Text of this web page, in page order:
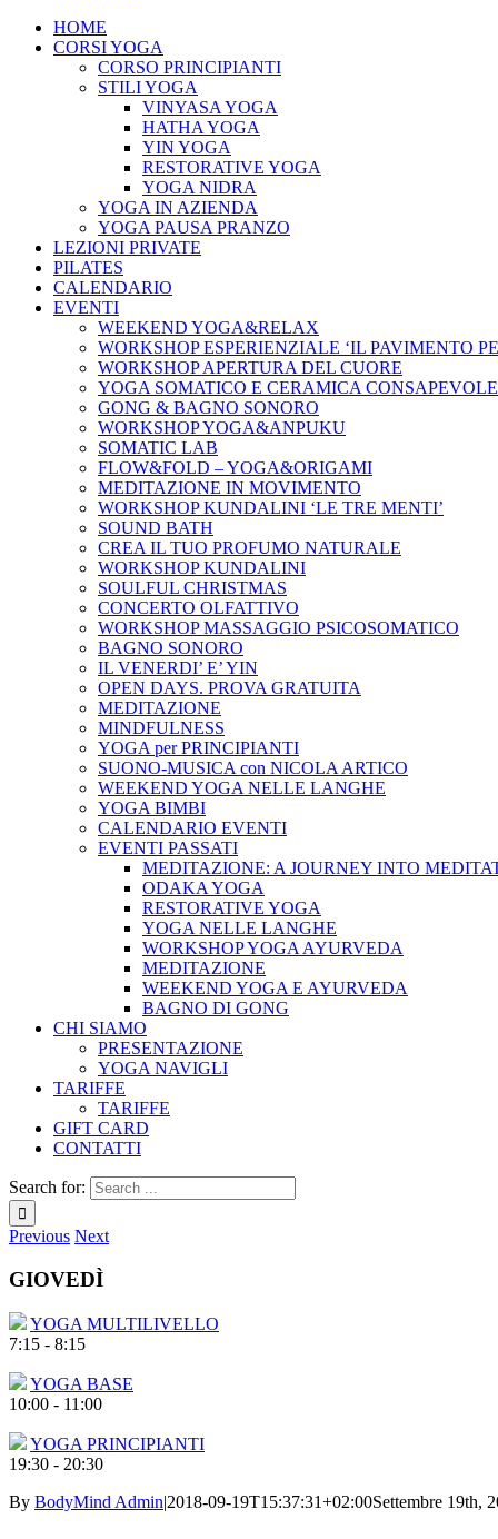
HOME
CORSI YOGA
CORSO PRINCIPIANTI
STILI YOGA
VINYASA YOGA
HATHA YOGA
YIN YOGA
RESTORATIVE YOGA
YOGA NIDRA
YOGA IN AZIENDA
YOGA PAUSA PRANZO
LEZIONI PRIVATE
PILATES
CALENDARIO
EVENTI
WEEKEND YOGA&RELAX
WORKSHOP ESPERIENZIALE ‘IL PAVIMENTO
WORKSHOP APERTURA DEL CUORE
YOGA SOMATICO E CERAMICA CONSAPEVOLE
GONG & BAGNO SONORO
WORKSHOP YOGA&ANPUKU
SOMATIC LAB
FLOW&FOLD – YOGA&ORIGAMI
MEDITAZIONE IN MOVIMENTO
WORKSHOP KUNDALINI ‘LE TRE MENTI’
SOUND BATH
CREA IL TUO PROFUMO NATURALE
WORKSHOP KUNDALINI
SOULFUL CHRISTMAS
CONCERTO OLFATTIVO
WORKSHOP MASSAGGIO PSICOSOMATICO
BAGNO SONORO
IL VENERDI’ E’ YIN
OPEN DAYS. PROVA GRATUITA
MEDITAZIONE
MINDFULNESS
YOGA per PRINCIPIANTI
SUONO-MUSICA con NICOLA ARTICO
WEEKEND YOGA NELLE LANGHE
YOGA BIMBI
CALENDARIO EVENTI
EVENTI PASSATI
MEDITAZIONE: A JOURNEY INTO
ODAKA YOGA
RESTORATIVE YOGA
YOGA NELLE LANGHE
WORKSHOP YOGA AYURVEDA
MEDITAZIONE
WEEKEND YOGA E AYURVEDA
BAGNO DI GONG
CHI SIAMO
PRESENTAZIONE
YOGA NAVIGLI
TARIFFE
TARIFFE
GIFT CARD
CONTATTI
Search for:
Previous Next
GIOVEDÌ
YOGA MULTILIVELLO
7:15 - 8:15
YOGA BASE
10:00 - 11:00
YOGA PRINCIPIANTI
19:30 - 20:30
By BodyMind Admin|2018-09-19T15:37:31+02:00Settembre 19th,